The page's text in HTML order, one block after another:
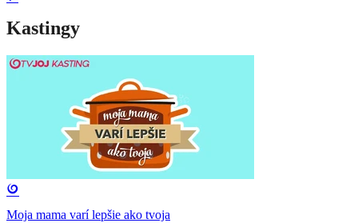
Kastingy
Moja mama varí lepšie ako tvoja